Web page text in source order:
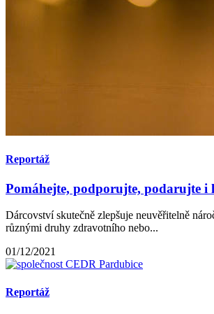
Reportáž
Pomáhejte, podporujte, podarujte i
Dárcovství skutečně zlepšuje neuvěřitelně
různými druhy zdravotního nebo...
01/12/2021
Reportáž